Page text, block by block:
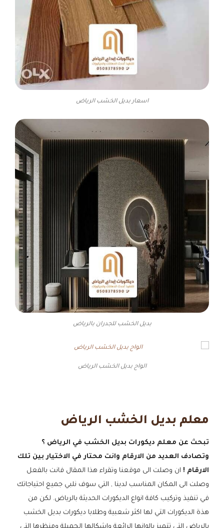
اسعار بديل الخشب الرياض
بديل الخشب للجدران بالرياض
الواح بديل الخشب الرياض
معلم بديل الخشب الرياض
تبحث عن معلم ديكورات بديل الخشب في الرياض ؟
وتصادف العديد من الارقام وانت محتار في الاختيار بين تلك
الارقام ! ان وصلت الى موقعنا وتقراء هذا المقال فانت بالفعل
وصلت الى المكان المناسب لدينا , التي سوف نلبي جميع احتياجاتك
في تنفيذ وتركيب كافة انواع الديكورات الحديثة بالرياض. لكن من
هذة الديكورات التي لها اكثر شعبية وطلابا ديكورات بديل الخشب